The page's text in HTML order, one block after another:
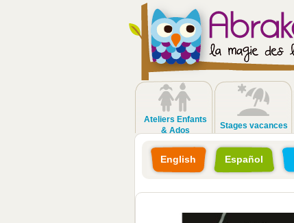
Ateliers Enfants
& Ados
Stages vacances
English Español